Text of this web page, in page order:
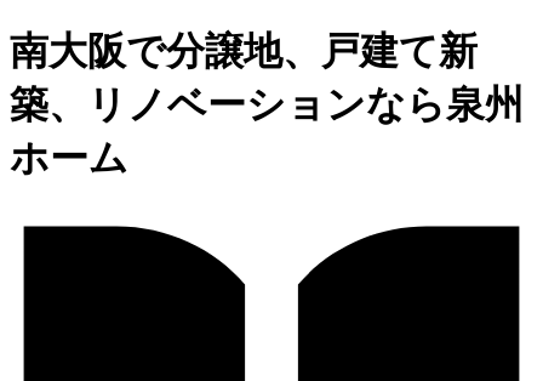
南大阪で分譲地、戸建て新
築、リノベーションなら泉州
ホーム